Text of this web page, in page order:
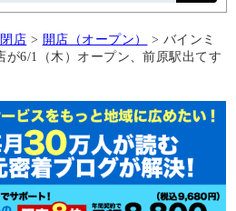
店 > 開店（オープン） > バインミ
が6/1（木）オープン、前原駅出てす